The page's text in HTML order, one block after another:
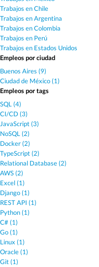
Trabajos en Chile
Trabajos en Argentina
Trabajos en Colombia
Trabajos en Perú
Trabajos en Estados Unidos
Empleos por ciudad
Buenos Aires (9)
Ciudad de México (1)
Empleos por tags
SQL (4)
CI/CD (3)
JavaScript (3)
NoSQL (2)
Docker (2)
TypeScript (2)
Relational Database (2)
AWS (2)
Excel (1)
Django (1)
REST API (1)
Python (1)
C# (1)
Go (1)
Linux (1)
Oracle (1)
Git (1)